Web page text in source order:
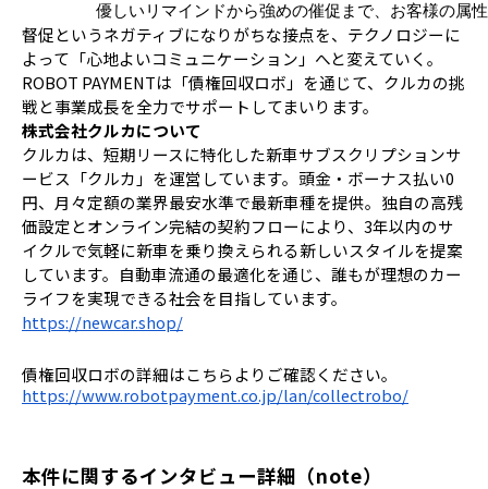
優しいリマインドから強めの催促まで、お客様の属
督促というネガティブになりがちな接点を、テクノロジーに
よって「心地よいコミュニケーション」へと変えていく。
ROBOT PAYMENTは「債権回収ロボ」を通じて、クルカの挑
戦と事業成長を全力でサポートしてまいります。
株式会社クルカについて
クルカは、短期リースに特化した新車サブスクリプションサ
ービス「クルカ」を運営しています。頭金・ボーナス払い0
円、月々定額の業界最安水準で最新車種を提供。独自の高残
価設定とオンライン完結の契約フローにより、3年以内のサ
イクルで気軽に新車を乗り換えられる新しいスタイルを提案
しています。自動車流通の最適化を通じ、誰もが理想のカー
ライフを実現できる社会を目指しています。
https://newcar.shop/
債権回収ロボの詳細はこちらよりご確認ください。
https://www.robotpayment.co.jp/lan/collectrobo/
本件に関するインタビュー詳細（note）